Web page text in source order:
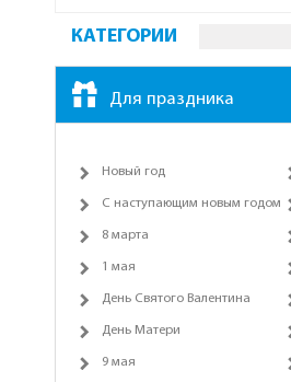
КАТЕГОРИИ
Для праздника
Новый год
С наступающим новым годом
8 марта
1 мая
День Святого Валентина
День Матери
9 мая